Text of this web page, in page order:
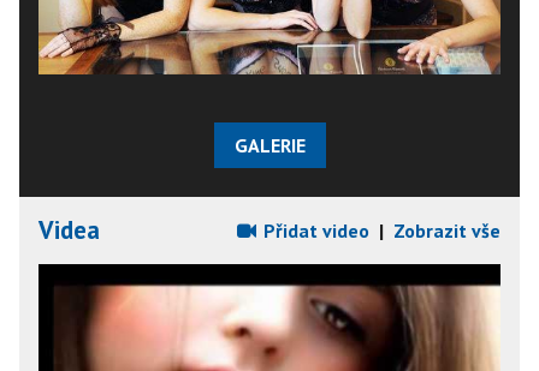
GALERIE
Videa Přidat video | Zobrazit vše